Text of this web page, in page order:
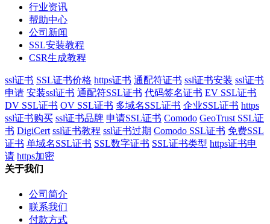
行业资讯
帮助中心
公司新闻
SSL安装教程
CSR生成教程
ssl证书 SSL证书价格 https证书 通配符证书 ssl证书安装 ssl证书
申请 安装ssl证书 通配符SSL证书 代码签名证书 EV SSL证书
DV SSL证书 OV SSL证书 多域名SSL证书 企业SSL证书 https
ssl证书购买 ssl证书品牌 申请SSL证书 Comodo GeoTrust SSL证
书 DigiCert ssl证书教程 ssl证书过期 Comodo SSL证书 免费SSL
证书 单域名SSL证书 SSL数字证书 SSL证书类型 https证书申
请 https加密
关于我们
公司简介
联系我们
付款方式